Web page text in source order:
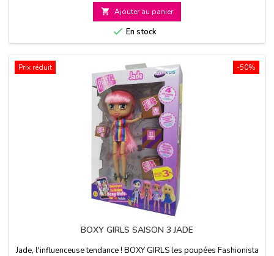
 Ajouter au panier
 En stock
-50%
Prix réduit
BOXY GIRLS SAISON 3 JADE
Jade, l'influenceuse tendance ! BOXY GIRLS les poupées Fashionista